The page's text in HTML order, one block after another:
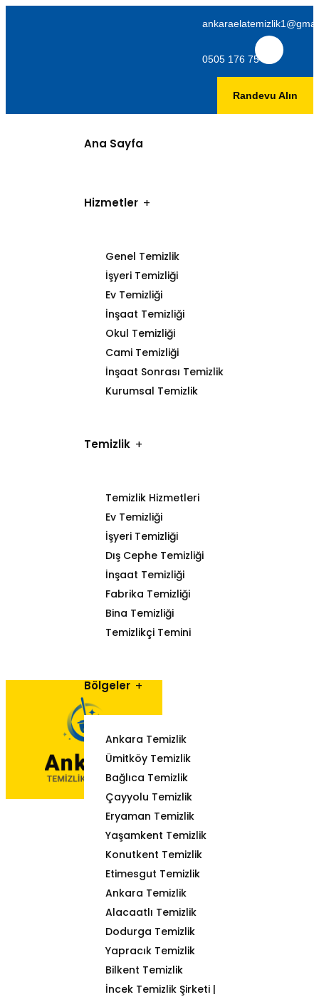
0505 176 75 06
Randevu Alın
Ana Sayfa
Hizmetler
Genel Temizlik
İşyeri Temizliği
Ev Temizliği
İnşaat Temizliği
Okul Temizliği
Cami Temizliği
İnşaat Sonrası Temizlik
Kurumsal Temizlik
Temizlik
Temizlik Hizmetleri
Ev Temizliği
İşyeri Temizliği
Dış Cephe Temizliği
İnşaat Temizliği
Fabrika Temizliği
Bina Temizliği
Temizlikçi Temini
Bölgeler
Ankara Temizlik
Ümitköy Temizlik
Bağlıca Temizlik
Çayyolu Temizlik
Eryaman Temizlik
Yaşamkent Temizlik
Konutkent Temizlik
Etimesgut Temizlik
Ankara Temizlik
Alacaatlı Temizlik
Dodurga Temizlik
Yapracık Temizlik
Bilkent Temizlik
İncek Temizlik Şirketi |